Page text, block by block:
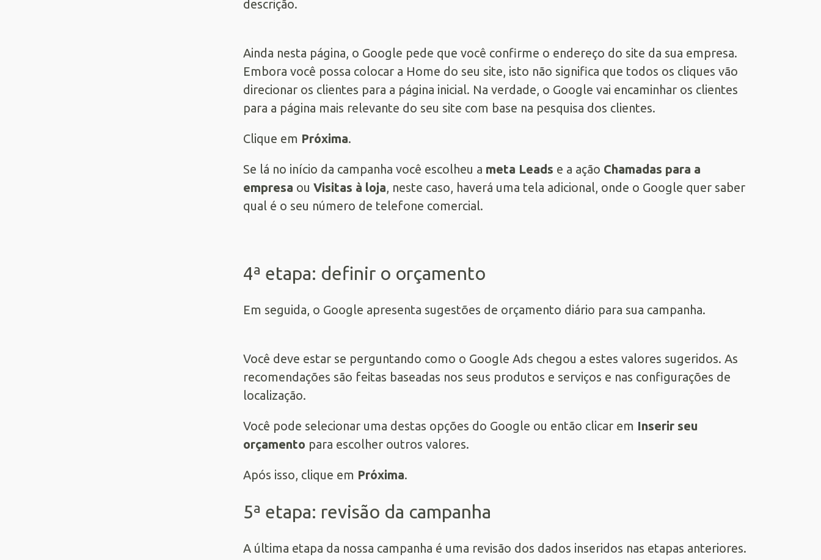
descrição.
Ainda nesta página, o Google pede que você confirme o endereço do site da sua empresa.
Embora você possa colocar a Home do seu site, isto não significa que todos os cliques vão
direcionar os clientes para a página inicial. Na verdade, o Google vai encaminhar os clientes
para a página mais relevante do seu site com base na pesquisa dos clientes.
Clique em Próxima.
Se lá no início da campanha você escolheu a meta Leads e a ação Chamadas para a
empresa ou Visitas à loja, neste caso, haverá uma tela adicional, onde o Google quer saber
qual é o seu número de telefone comercial.
4ª etapa: definir o orçamento
Em seguida, o Google apresenta sugestões de orçamento diário para sua campanha.
Você deve estar se perguntando como o Google Ads chegou a estes valores sugeridos. As
recomendações são feitas baseadas nos seus produtos e serviços e nas configurações de
localização.
Você pode selecionar uma destas opções do Google ou então clicar em Inserir seu
orçamento para escolher outros valores.
Após isso, clique em Próxima.
5ª etapa: revisão da campanha
A última etapa da nossa campanha é uma revisão dos dados inseridos nas etapas anteriores.